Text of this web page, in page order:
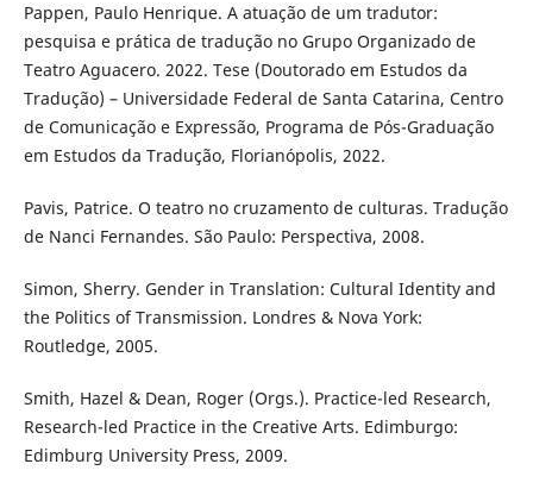
Pappen, Paulo Henrique. A atuação de um tradutor:
pesquisa e prática de tradução no Grupo Organizado de
Teatro Aguacero. 2022. Tese (Doutorado em Estudos da
Tradução) – Universidade Federal de Santa Catarina, Centro
de Comunicação e Expressão, Programa de Pós-Graduação
em Estudos da Tradução, Florianópolis, 2022.
Pavis, Patrice. O teatro no cruzamento de culturas. Tradução
de Nanci Fernandes. São Paulo: Perspectiva, 2008.
Simon, Sherry. Gender in Translation: Cultural Identity and
the Politics of Transmission. Londres & Nova York:
Routledge, 2005.
Smith, Hazel & Dean, Roger (Orgs.). Practice-led Research,
Research-led Practice in the Creative Arts. Edimburgo:
Edimburg University Press, 2009.